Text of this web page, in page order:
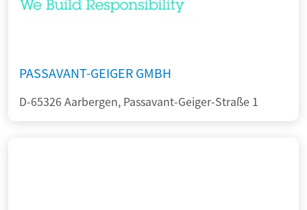
PASSAVANT-GEIGER GMBH
D-65326 Aarbergen, Passavant-Geiger-Straße 1